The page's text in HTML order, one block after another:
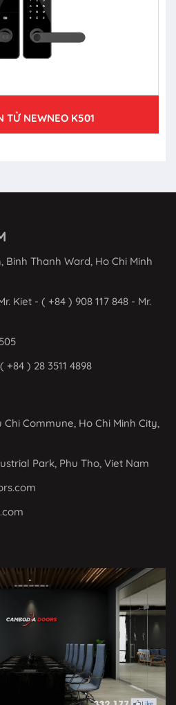
TỬ NEWNEO K501
Binh Thanh Ward, Ho Chi Minh
Kiet - ( +84 ) 908 117 848 - Mr.
+84 ) 28 3511 4898
Chi Commune, Ho Chi Minh City,
Park, Phu Tho, Viet Nam